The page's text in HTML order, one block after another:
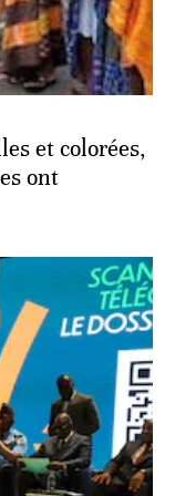
et colorées,
ont